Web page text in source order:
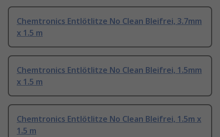
Chemtronics Entlötlitze No Clean Bleifrei, 3.7mm
x 1.5 m
Chemtronics Entlötlitze No Clean Bleifrei, 1.5mm
x 1.5 m
Chemtronics Entlötlitze No Clean Bleifrei, 1.5m x
1.5 m